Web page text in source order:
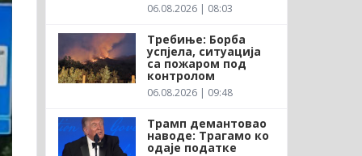
06.08.2026 | 08:03
Требиње: Борба
успјела, ситуација
са пожаром под
контролом
06.08.2026 | 09:48
Трамп демантовао
наводе: Трагамо ко
одаје податке